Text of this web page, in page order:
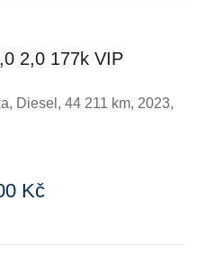
2,0 177k VIP
, Diesel , 44 211 km, 2023,
Kč